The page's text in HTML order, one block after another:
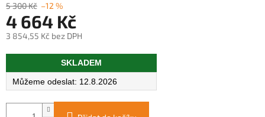
5 300 Kč –12 %
4 664 Kč
3 854,55 Kč bez DPH
Měrná
SKLADEM
12.8.2026